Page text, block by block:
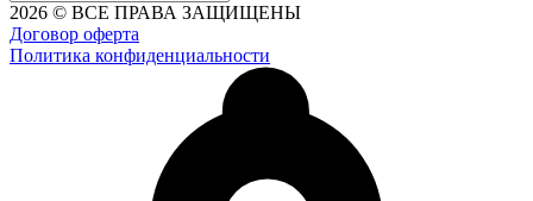
2026 © ВСЕ ПРАВА ЗАЩИЩЕНЫ
Договор оферта
Политика конфиденциальности